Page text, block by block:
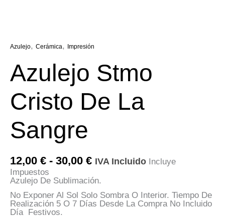
Azulejo, Cerámica, Impresión
Azulejo Stmo
Cristo De La
Sangre
12,00 € - 30,00 €Rango
De
Precios:
Desde
12,00 €
Hasta
IVA Incluido Incluye
Impuestos
Azulejo De Sublimación.
No Exponer Al Sol Solo Sombra O Interior. Tiempo De
Realización 5 O 7 Días Desde La Compra No Incluido
Día Festivos.